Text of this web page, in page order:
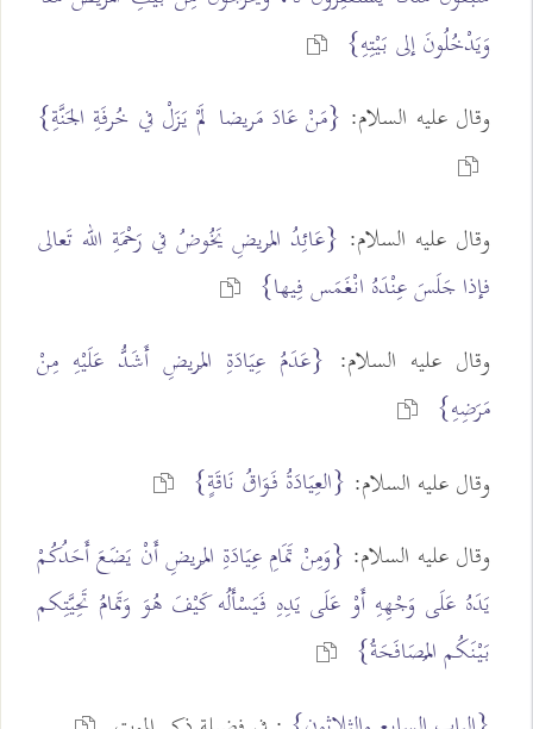
وَيَدْخُلُونَ إلى بَيْتِهِ}
وقال عليه السلام: {مَنْ عَادَ مَريضا لَمْ يَزَلْ في خُرفَةِ الجَنَّةِ}
وقال عليه السلام: {عَائِدُ المَريضِ يَخُوضُ في رَحْمَةِ الله تَعالى
فإذا جَلَسَ عِنْدَهُ انْغَمَس فِيها}
وقال عليه السلام: {عَدَمُ عِيَادَةِ المَريضِ أَشَدُّ عَلَيْهِ مِنْ
مَرَضِهِ}
وقال عليه السلام: {العِيَادَةُ فَوَاقُ نَاقَةٍ}
وقال عليه السلام: {وَمِنْ تَمَامِ عِيَادَةِ المَريضِ أَنْ يَضَعَ أَحَدُكُمْ
يَدَهُ عَلَى وَجْهِهِ أَوْ عَلَى يَدِهِ فَيَسْأَلُه كَيْفَ هُوَ وَتَمامُ تَحِيَّتِكم
بَيْنَكُم المُصَافَحَةُ}